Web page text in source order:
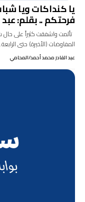
يا كنداكات ويا
فرحتكم .. بقلم:
تألمت واشفقت كثيراً على حال
المفاوضات (الأخيرة) حتى
عبد القادر محمد أحمد/المحامي